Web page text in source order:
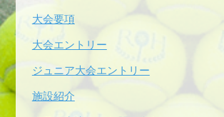
大会要項
大会エントリー
ジュニア大会エントリー
施設紹介